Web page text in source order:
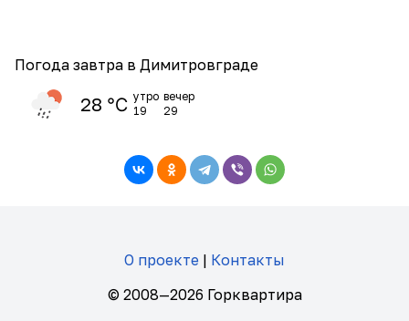
Погода завтра в Димитровграде
28 ℃ утро
19
вечер
29
О проекте | Контакты
© 2008—2026 Горквартира